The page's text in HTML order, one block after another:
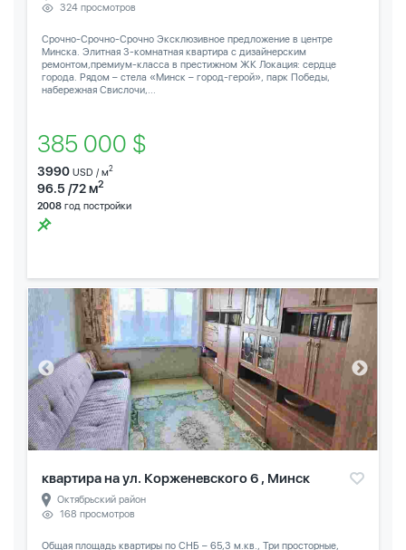
324 просмотров
Срочно-Срочно-Срочно Эксклюзивное предложение в центре
Минска. Элитная 3-комнатная квартира с дизайнерским
ремонтом,премиум-класса в престижном ЖК Локация: сердце
города. Рядом – стела «Минск – город-герой», парк Победы,
набережная Свислочи,...
385 000 $
3990 USD / м2
96.5 /72 м2
2008 год постройки
квартира на ул. Корженевского 6 , Минск
Октябрьский район
168 просмотров
Общая площадь квартиры по СНБ – 65,3 м.кв., Три просторные,